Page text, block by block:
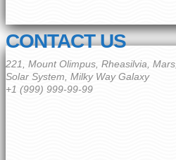
CONTACT US
221, Mount Olimpus, Rheasilvia, Mars,
Solar System, Milky Way Galaxy
+1 (999) 999-99-99